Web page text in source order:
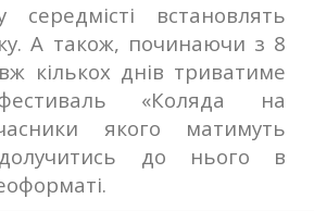
встановлять
А також, починаючи з 8
кількох днів триватиме
«Коляда на
якого матимуть
до нього в